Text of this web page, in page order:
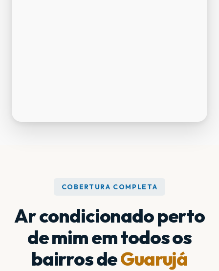
COBERTURA COMPLETA
Ar condicionado perto
de mim em todos os
bairros deGuarujá